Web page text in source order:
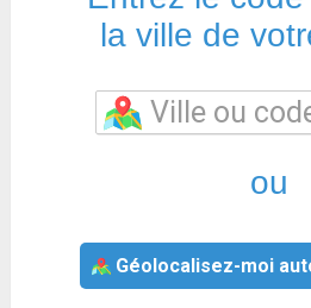
la ville de
ou
Géolocalisez-moi